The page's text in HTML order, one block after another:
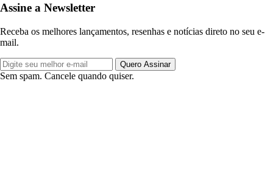
Assine a Newsletter
Receba os melhores lançamentos, resenhas e notícias direto no seu e-
mail.
Quero Assinar
Sem spam. Cancele quando quiser.